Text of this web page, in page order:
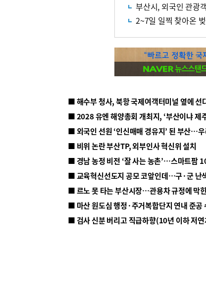
부산시, 외국인 관광
2~7일 일찍 찾아온
■ 해수부 청사, 북항 국제여객터미널 옆에 선
■ 2028 유엔 해양총회 개최지, ‘부산이냐 제
■ 외국인 선원 ‘인신매매 경유지’ 된 부산…
■ 비위 논란 부산TP, 외부인사 혁신위 설치
■ 르노 못 타는 부산시장…관용차 규정에 막
■ 마산 원도심 행정·주거복합단지 연내 준공